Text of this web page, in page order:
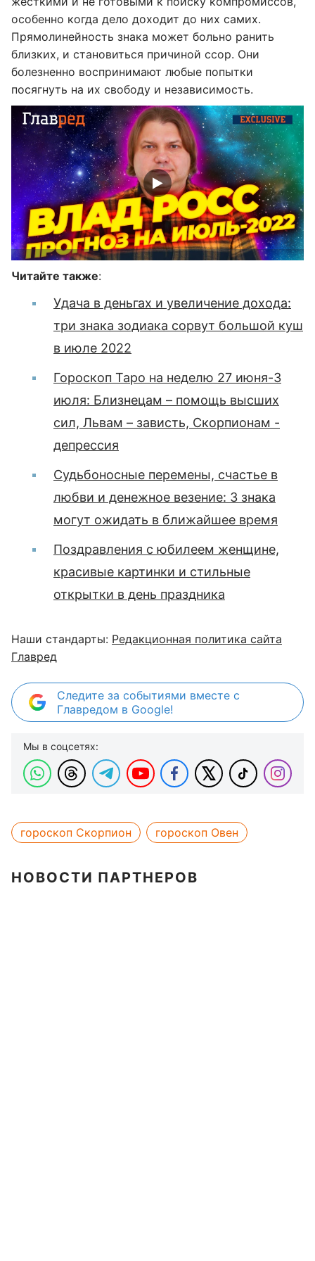
особенно когда дело доходит до них самих.
Прямолинейность знака может больно ранить
близких, и становиться причиной ссор. Они
болезненно воспринимают любые попытки
посягнуть на их свободу и независимость.
Читайте также:
Удача в деньгах и увеличение дохода:
три знака зодиака сорвут большой куш
в июле 2022
Гороскоп Таро на неделю 27 июня-3
июля: Близнецам – помощь высших
сил, Львам – зависть, Скорпионам -
депрессия
Судьбоносные перемены, счастье в
любви и денежное везение: 3 знака
могут ожидать в ближайшее время
Поздравления с юбилеем женщине,
красивые картинки и стильные
открытки в день праздника
Наши стандарты: Редакционная политика сайта
Главред
Следите за событиями вместе с
Главредом в Google!
Мы в соцсетях:
гороскоп Скорпион гороскоп Овен
НОВОСТИ ПАРТНЕРОВ